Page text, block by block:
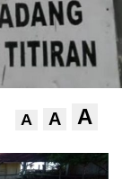
A A A